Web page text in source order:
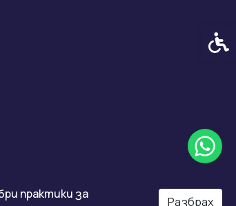
практики за
Разбрах